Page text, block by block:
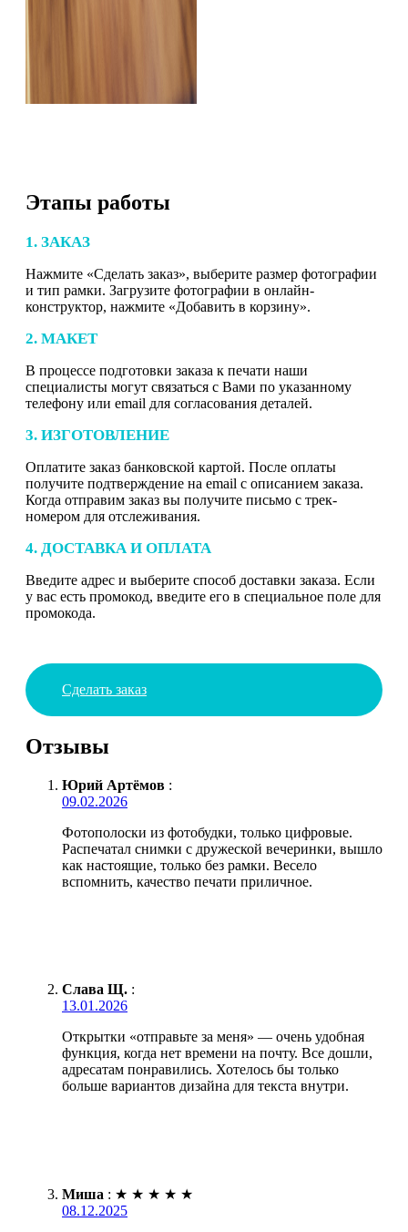
Этапы работы
1. ЗАКАЗ
Нажмите «Сделать заказ», выберите размер фотографии
и тип рамки. Загрузите фотографии в онлайн-
конструктор, нажмите «Добавить в корзину».
2. МАКЕТ
В процессе подготовки заказа к печати наши
специалисты могут связаться с Вами по указанному
телефону или email для согласования деталей.
3. ИЗГОТОВЛЕНИЕ
Оплатите заказ банковской картой. После оплаты
получите подтверждение на email с описанием заказа.
Когда отправим заказ вы получите письмо с трек-
номером для отслеживания.
4. ДОСТАВКА И ОПЛАТА
Введите адрес и выберите способ доставки заказа. Если
у вас есть промокод, введите его в специальное поле для
промокода.
Сделать заказ
Отзывы
Юрий Артёмов :
09.02.2026
Фотополоски из фотобудки, только цифровые.
Распечатал снимки с дружеской вечеринки, вышло
как настоящие, только без рамки. Весело
вспомнить, качество печати приличное.
Слава Щ. :
13.01.2026
Открытки «отправьте за меня» — очень удобная
функция, когда нет времени на почту. Все дошли,
адресатам понравились. Хотелось бы только
больше вариантов дизайна для текста внутри.
Миша : ★ ★ ★ ★ ★
08.12.2025